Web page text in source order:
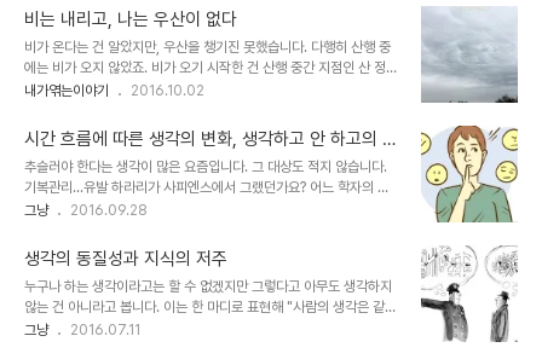
멀어져..
하게 될 수 있다는 사실입니다. 아니 어쩌면 대부분 그런 줄 모르고 평
생을 살아가기도 합니다. 영화 매트릭스에서 모피어스가 제시한 파란
알약을 먹었을 때처럼 말이죠. 보신 분들은 아시겠지만 모피어스가 네
오에게 건넨 두 가지 색의 알약은 가상이지만 평화의 상태로 머무느냐
아니면 현실을 인지할 수 있지만 고통스러운 적나라한 세상을 살게 되
라서, 또는 그저 누구나의 생각 ..
비는 내리고, 나는 우산이 없다
비가 온다는 건 알았지만, 우산을 챙기진 못했습니다. 다행히 산행 중
에는 비가 오지 않았죠. 비가 오기 시작한 건 산행 중간 지점인 산 정상
에 있는 정자에 다다를 무렵이었습니다. 비가 오리라는 것을 알았음에
했다 정도는 말할 수 있습니다. 산 정상의 정자에 앉아 그 과정을 생각
하다 보니 문득 세상을 조망하는 듯 느껴집니다. 무엇보다 알고도 못
했다는 사실이 그렇습니다. 내가 보고 경험한 사실에 국한된 것이겠지
만… ▲ 산행길에 찍은 사진 / 비 오기 전 하늘 비는 내리고 있지만 지
금 내겐 우산이 없습니다. 이런 내 생각을 비웃기라도 하듯...넓은 하늘
데, 저 거미는 미동도 없습니..
내가엮는이야기 2016.10.02
시간 흐름에 따른 생각의 변화, 생각하고 안 하고의 차
이
추슬러야 한다는 생각이 많은 요즘입니다. 그 대상도 적지 않습니다.
기복관리...유발 하라리가 사피엔스에서 그랬던가요? 어느 학자의 가
설이라지만 어쩌면 사람의 기분이란 일정 수치가 정해져 있고, 그 범위
는 공조 시스템처럼 우리가 겪는 기분의 변화는 주어진 상황에 따라 순
간 영향을 받더라도 곧 원래의 상태로 돌아가게 된다는 겁니다. 이미지
출처: www.wikihow.com 당면한 한 가지 사실에 경도되면 그 순간
엔 그게 진리라고 느껴지는 때가 있듯이 그러잖아도 비슷한 생각을 하
던 차에 그 가설은 제게 어떤 답처럼 와 닿았습니다. 하지만 시간 흐름
그냥 2016.09.28
생각의 동질성과 지식의 저주
누구나 하는 생각이라고는 할 수 없겠지만 그렇다고 아무도 생각하지
않는 건 아니라고 봅니다. 이는 한 마디로 표현해 "사람의 생각은 같기
도 하고 다르기도 하다.." 좀 더 축약하면 "생각의 같고 다름"으로 말
그냥 2016.07.11